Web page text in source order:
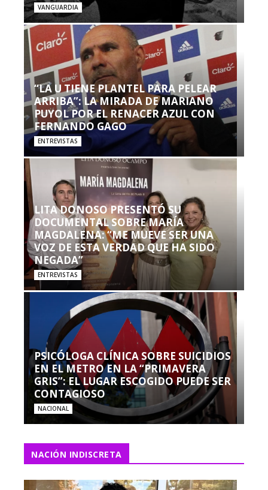
VANGUARDIA
“LA U TIENE PLANTEL PARA PELEAR
ARRIBA”: LA MIRADA DE MARIANO
PUYOL POR EL RENACER AZUL CON
FERNANDO GAGO
ENTREVISTAS
LITA DONOSO PRESENTÓ SU
DOCUMENTAL SOBRE MARÍA
MAGDALENA: “ME MUEVE SER UNA
VOZ DE ESTA VERDAD QUE HA SIDO
NEGADA”
ENTREVISTAS
PSICÓLOGA CLÍNICA SOBRE SUICIDIOS
EN EL METRO EN LA “PRIMAVERA
GRIS”: EL LUGAR ESCOGIDO PUEDE SER
CONTAGIOSO
NACIONAL
NACIÓN INDISCRETA